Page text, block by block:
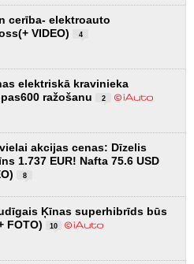
cerība- elektroauto
VIDEO)
4
elektriskā kravinieka
ražošanu
2
akcijas cenas: Dīzelis
1.737 EUR! Nafta 75.6 USD
8
Ķīnas superhibrīds būs
FOTO)
10